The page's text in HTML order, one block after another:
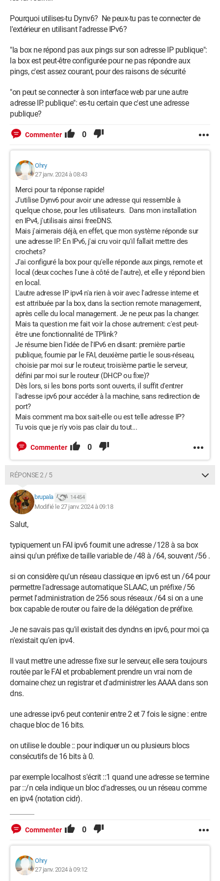
Pourquoi utilises-tu Dynv6? Ne peux-tu pas te connecter de
l'extérieur en utilisant l'adresse IPv6?
"la box ne répond pas aux pings sur son adresse IP publique":
la box est peut-être configurée pour ne pas répondre aux
pings, c'est assez courant, pour des raisons de sécurité
"on peut se connecter à son interface web par une autre
adresse IP. publique": es-tu certain que c'est une adresse
publique?
Commenter 0
Ohry
27 janv. 2024 à 08:43
Merci pour ta réponse rapide!
J'utilise Dynv6 pour avoir une adresse qui ressemble à
quelque chose, pour les utilisateurs. Dans mon installation
en IPv4, j'utilisais ainsi freeDNS.
Mais j'aimerais déjà, en effet, que mon système réponde sur
une adresse IP. En IPv6, j'ai cru voir qu'il fallait mettre des
crochets?
J'ai configuré la box pour qu'elle réponde aux pings, remote et
local (deux coches l'une à côté de l'autre), et elle y répond bien
en local.
L'autre adresse IP ipv4 n'a rien à voir avec l'adresse interne et
est attribuée par la box, dans la section remote management,
après celle du local management. Je ne peux pas la changer.
Mais ta question me fait voir la chose autrement: c'est peut-
être une fonctionnalité de TPlink?
Je résume bien l'idée de l'IPv6 en disant: première partie
publique, fournie par le FAI, deuxième partie le sous-réseau,
choisie par moi sur le routeur, troisième partie le serveur,
défini par moi sur le routeur (DHCP ou fixe)?
Dès lors, si les bons ports sont ouverts, il suffit d'entrer
l'adresse ipv6 pour accéder à la machine, sans redirection de
port?
Mais comment ma box sait-elle ou est telle adresse IP?
Tu vois que je n'y vois pas clair du tout...
Commenter 0
RÉPONSE 2 / 5
brupala 14 454
Modifié le 27 janv. 2024 à 09:18
Salut,
typiquement un FAI ipv6 fournit une adresse /128 à sa box
ainsi qu'un préfixe de taille variable de /48 à /64, souvent /56 .
si on considère qu'un réseau classique en ipv6 est un /64 pour
permettre l'adressage automatique SLAAC, un préfixe /56
permet l'administration de 256 sous réseaux /64 si on a une
box capable de router ou faire de la délégation de préfixe.
Je ne savais pas qu'il existait des dyndns en ipv6, pour moi ça
n'existait qu'en ipv4.
Il vaut mettre une adresse fixe sur le serveur, elle sera toujours
routée par le FAI et probablement prendre un vrai nom de
domaine chez un registrar et d'administrer les AAAA dans son
dns.
une adresse ipv6 peut contenir entre 2 et 7 fois le signe : entre
chaque bloc de 16 bits.
on utilise le double :: pour indiquer un ou plusieurs blocs
consécutifs de 16 bits à 0.
par exemple localhost s'écrit ::1 quand une adresse se termine
par ::/n cela indique un bloc d'adresses, ou un réseau comme
en ipv4 (notation cidr).
Commenter 0
Ohry
27 janv. 2024 à 09:12